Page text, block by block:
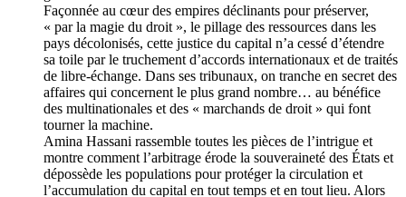
Façonnée au cœur des empires déclinants pour préserver,
« par la magie du droit », le pillage des ressources dans les
pays décolonisés, cette justice du capital n’a cessé d’étendre
sa toile par le truchement d’accords internationaux et de traités
de libre-échange. Dans ses tribunaux, on tranche en secret des
affaires qui concernent le plus grand nombre… au bénéfice
des multinationales et des « marchands de droit » qui font
tourner la machine.
Amina Hassani rassemble toutes les pièces de l’intrigue et
montre comment l’arbitrage érode la souveraineté des États et
dépossède les populations pour protéger la circulation et
l’accumulation du capital en tout temps et en tout lieu. Alors